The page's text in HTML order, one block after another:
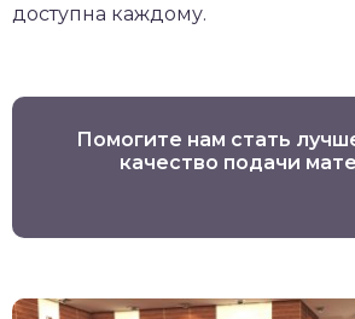
доступна каждому.
Помогите нам стать
качество подачи